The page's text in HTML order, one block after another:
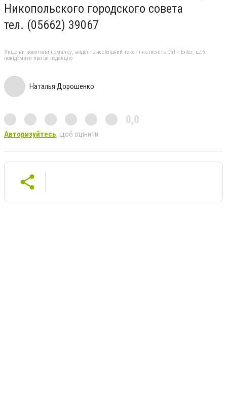
Никопольского городского совета
тел. (05662) 39067
Якщо ви помітили помилку, виділіть необхідний текст і натисніть Ctrl + Enter, щоб
повідомити про це редакцію
Наталья Дорошенко
0,0
Авторизуйтесь, щоб оцінити